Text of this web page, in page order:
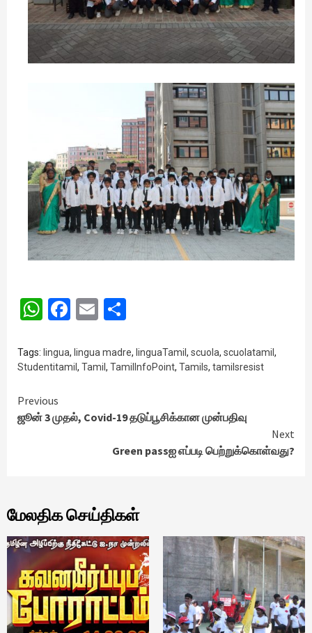
WhatsApp
Facebook
Email
Tags: lingua, lingua madre, linguaTamil , scuola, scuolatamil ,
Studentitamil , Tamil , TamilInfoPoint, Tamils, tamilsresist
Continue
Reading
Previous
ஜூன் 3 முதல், Covid-19 தடுப்பூசிக்கான முன்பதிவு
Next
Green passஐ எப்படி பெற்றுக்கொள்வது?
மேலதிக செய்திகள்